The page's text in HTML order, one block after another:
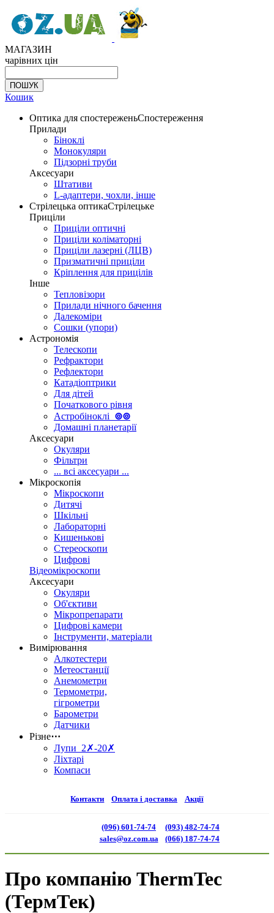
МАГАЗИН
чарівних цін
Кошик
Оптика для спостереженьСпостереження
Прилади
Біноклі
Монокуляри
Підзорні труби
Аксесуари
Штативи
L-адаптери, чохли, інше
Стрілецька оптикаСтрілецьке
Приціли
Приціли оптичні
Приціли коліматорні
Приціли лазерні (ЛЦВ)
Призматичні приціли
Кріплення для прицілів
Інше
Тепловізори
Прилади нічного бачення
Далекоміри
Сошки (упори)
Астрономія
Телескопи
Рефрактори
Рефлектори
Катадіоптрики
Для дітей
Початкового рівня
Астробіноклі ⊚⊚
Домашні планетарії
Аксесуари
Окуляри
Фільтри
... всі аксесуари ...
Мікроскопія
Мікроскопи
Дитячі
Шкільні
Лабораторні
Кишенькові
Стереоскопи
Цифрові
Відеомікроскопи
Аксесуари
Окуляри
Об'єктиви
Мікропрепарати
Цифрові камери
Інструменти, матеріали
Вимірювання
Алкотестери
Метеостанції
Анемометри
Термометри,
гігрометри
Барометри
Датчики
Різне⋯
Лупи 2✗-20✗
Ліхтарі
Компаси
Контакти Оплата і доставка Акції
(096) 601-74-74
sales@oz.com.ua
(093) 482-74-74
(066) 187-74-74
Про компанію ThermTec
(ТермТек)